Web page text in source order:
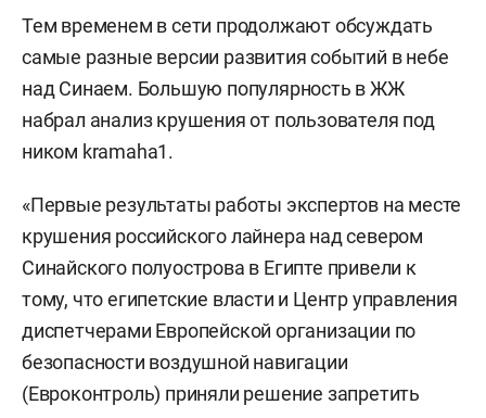
Тем временем в сети продолжают обсуждать
самые разные версии развития событий в небе
над Синаем. Большую популярность в ЖЖ
набрал анализ крушения от пользователя под
ником kramaha1.
«Первые результаты работы экспертов на месте
крушения российского лайнера над севером
Синайского полуострова в Египте привели к
тому, что египетские власти и Центр управления
диспетчерами Европейской организации по
безопасности воздушной навигации
(Евроконтроль) приняли решение запретить